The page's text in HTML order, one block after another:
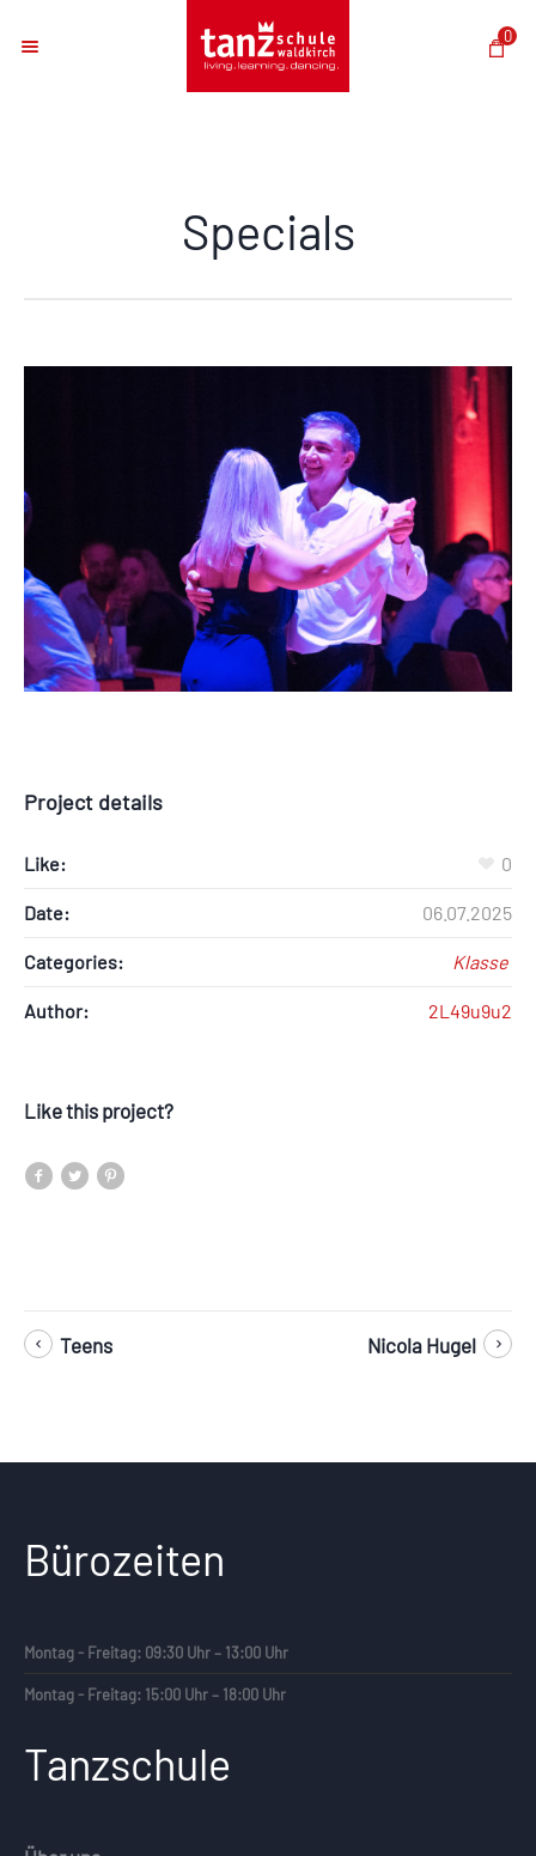
0
Specials
Project details
Like: 0
Date: 06.07.2025
Categories: Klasse
Author: 2L49u9u2
Like this project?
Teens Nicola Hugel
Bürozeiten
Montag - Freitag: 09:30 Uhr – 13:00 Uhr
Montag - Freitag: 15:00 Uhr – 18:00 Uhr
Tanzschule